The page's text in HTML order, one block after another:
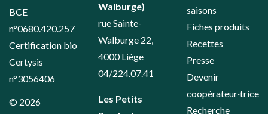
BCE
n°0680.420.257
Certification bio
Certysis
n°3056406
© 2026
Walburge)
rue Sainte-
Walburge 22,
4000 Liège
04/224.07.41
Les Petits
saisons
Fiches produits
Recettes
Presse
Devenir
coopérateur·trice
Recherche